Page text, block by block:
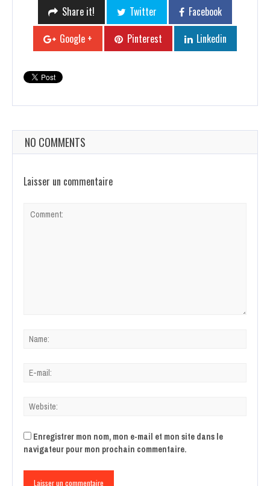
Share it! Twitter
Facebook
Google +
Pinterest Linkedin
NO COMMENTS
Laisser un commentaire
Enregistrer mon nom, mon e-mail et mon site dans le
navigateur pour mon prochain commentaire.